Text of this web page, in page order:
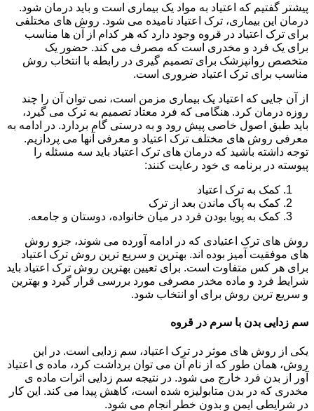
پیشتر گفتیم که اعتیاد به مواد یک بیماری است و باید درمان شود.
درمان این بیماری، ترک اعتیاد نامیده می شود. روش های مختلفی
برای ترک اعتیاد در قروه وجود دارد که هر کدام از آن ها مناسب
برای یک فرد و مخدری است که مصرف می کند. حضور یک
متخصص روانپزشک برای تصمیم گیری در رابطه با انتخاب روش
مناسب برای ترک اعتیاد ضروری است.
از آن جایی که اعتیاد یک بیماری مزمن است، نمی توان آن را چند
روزه درمان کرد. هنگامی که فرد معتاد تصمیم به ترک می گیرد،
باید طبق اصول خاصی پیش رود و به درستی گام بردارد. در ادامه به
معرفی روش های مختلف ترک اعتیاد و معرفی آنها می پردازیم.
توجه داشته باشید که درمان های ترک اعتیاد باید سه مسئله را
پیوسته در برنامه ی خود رعایت کنند:
کمک به ترک اعتیاد
کمک به پاک ماندن بعد از ترک
کمک به پویا بودن فرد در میان خانواده، دوستان و جامعه.
روش های ترک اعتیادی که در ادامه آورده می شوند، جزو روش
های موفقیت آمیز بوده اند. بهترین و سریع ترین روش ترک اعتیاد
برای هر کس متفاوت است. برای تعیین بهترین روش ترک اعتیاد باید
شرایط فرد و ماده مخدر مصرفی مورد بررسی قرار گیرد و بهترین
و سریع ترین روش برای او انتخاب شود.
سم زدایی بدن با سرم در قروه
یکی از روش های موثر در ترک اعتیاد، سم زدایی است. در این
روش، همان طور که از نام آن می توان برداشت کرد، ماده ی اعتیاد
آور از بدن فرد خارج می شود. در نتیجه سم زدایی اثرات ماده ی
مخدری که در بدن متابولیزه شده است، کاهش پیدا می کند. این کار
در شرایطی ایمن و بدون خطر انجام می شود.